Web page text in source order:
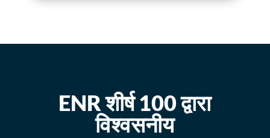
ENR शीर्ष 100 द्वारा
विश्वसनीय